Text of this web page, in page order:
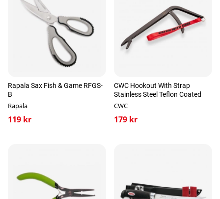
Rapala Sax Fish & Game RFGS-
B
Rapala
119 kr
CWC Hookout With Strap
Stainless Steel Teflon Coated
CWC
179 kr